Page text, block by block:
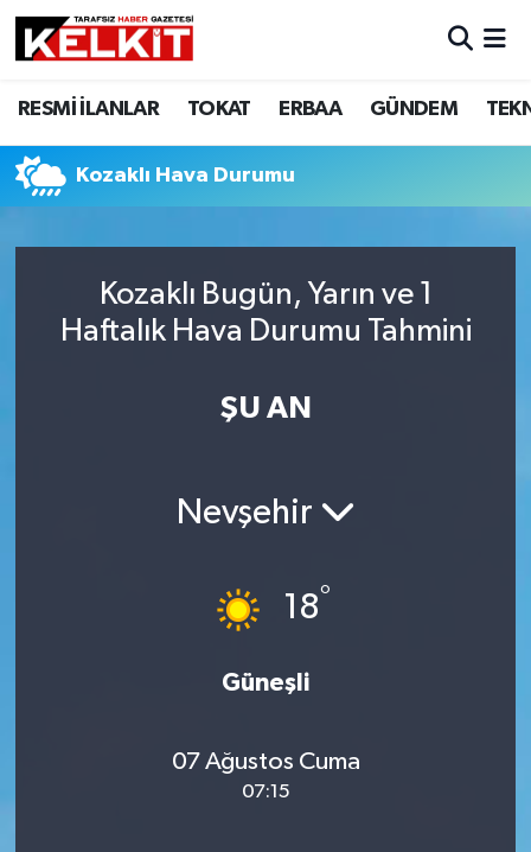
RESMİ İLANLAR TOKAT ERBAA GÜNDEM
Kozaklı Hava Durumu
Kozaklı Bugün, Yarın ve 1
Haftalık Hava Durumu Tahmini
ŞU AN
Nevşehir
18°
Güneşli
07 Ağustos Cuma
07:15